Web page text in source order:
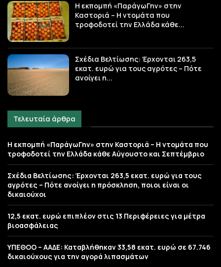
Η εκπομπή «ΠαράγωΓην» στην
Καστοριά – Η ντομάτα που
τροφοδοτεί την Ελλάδα κάθε...
Σχέδια Βελτίωσης: Έρχονται 263,5
εκατ. ευρώ για τους αγρότες – Πότε
ανοίγει η...
Τελευταία άρθρα
Η εκπομπή «ΠαράγωΓην» στην Καστοριά – Η ντομάτα που
τροφοδοτεί την Ελλάδα κάθε Αύγουστο και Σεπτέμβριο
Σχέδια Βελτίωσης: Έρχονται 263,5 εκατ. ευρώ για τους
αγρότες – Πότε ανοίγει η πρόσκληση, ποιοι είναι οι
δικαιούχοι
12,5 εκατ. ευρώ επιπλέον στις 13 Περιφέρειες για μέτρα
βιοασφάλειας
ΥΠΕΘΟΟ – ΑΑΔΕ: Καταβλήθηκαν 33,58 εκατ. ευρώ σε 67.746
δικαιούχους για την αγορά λιπασμάτων